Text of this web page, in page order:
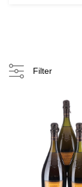
Filter